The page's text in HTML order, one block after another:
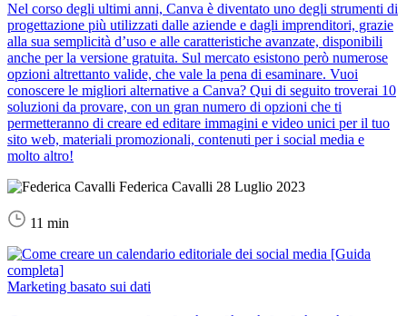
Nel corso degli ultimi anni, Canva è diventato uno degli strumenti di
progettazione più utilizzati dalle aziende e dagli imprenditori, grazie
alla sua semplicità d’uso e alle caratteristiche avanzate, disponibili
anche per la versione gratuita. Sul mercato esistono però numerose
opzioni altrettanto valide, che vale la pena di esaminare. Vuoi
conoscere le migliori alternative a Canva? Qui di seguito troverai 10
soluzioni da provare, con un gran numero di opzioni che ti
permetteranno di creare ed editare immagini e video unici per il tuo
sito web, materiali promozionali, contenuti per i social media e
molto altro!
Federica Cavalli 28 Luglio 2023
11 min
Marketing basato sui dati